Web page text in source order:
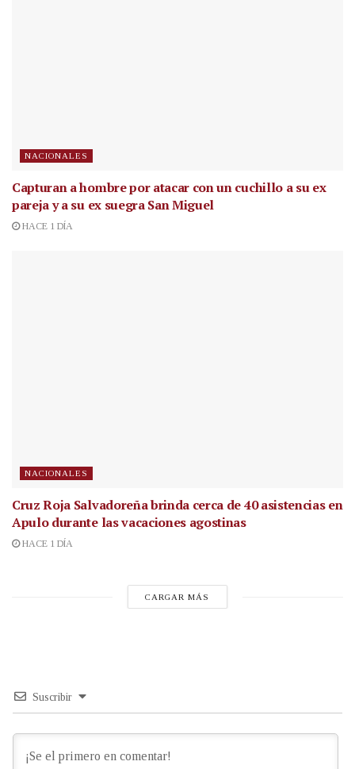
NACIONALES
Capturan a hombre por atacar con un cuchillo a su ex
pareja y a su ex suegra San Miguel
HACE 1 DÍA
NACIONALES
Cruz Roja Salvadoreña brinda cerca de 40 asistencias en
Apulo durante las vacaciones agostinas
HACE 1 DÍA
CARGAR MÁS
Suscribir